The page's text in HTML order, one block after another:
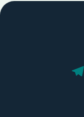
لأعلى